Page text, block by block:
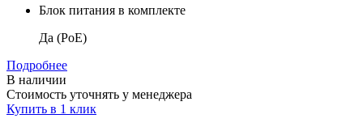
Блок питания в комплекте
Да (PoE)
Подробнее
В наличии
Стоимость уточнять у менеджера
Купить в 1 клик